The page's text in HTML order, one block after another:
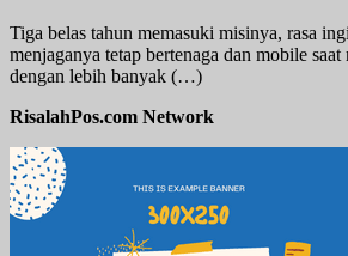
Tiga belas tahun memasuki misinya, rasa
menjaganya tetap bertenaga dan mobile
dengan lebih banyak (…)
RisalahPos.com Network